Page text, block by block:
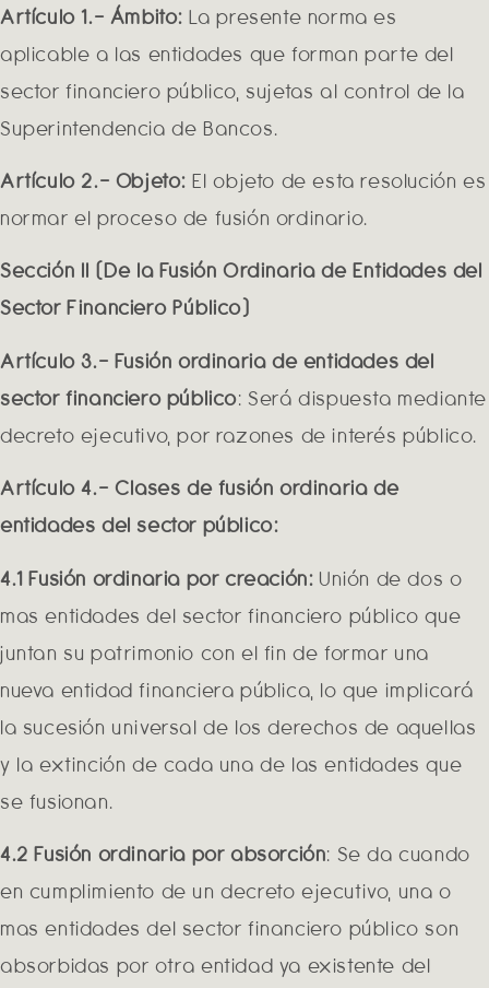
Artículo 1.- Ámbito: La presente norma es
aplicable a las entidades que forman parte del
sector financiero público, sujetas al control de la
Superintendencia de Bancos.
Artículo 2.- Objeto: El objeto de esta resolución es
normar el proceso de fusión ordinario.
Sección II (De la Fusión Ordinaria de Entidades del
Sector Financiero Público)
Artículo 3.- Fusión ordinaria de entidades del
sector financiero público: Será dispuesta mediante
decreto ejecutivo, por razones de interés público.
Artículo 4.- Clases de fusión ordinaria de
entidades del sector público:
4.1 Fusión ordinaria por creación: Unión de dos o
mas entidades del sector financiero público que
juntan su patrimonio con el fin de formar una
nueva entidad financiera pública, lo que implicará
la sucesión universal de los derechos de aquellas
y la extinción de cada una de las entidades que
se fusionan.
4.2 Fusión ordinaria por absorción: Se da cuando
en cumplimiento de un decreto ejecutivo, una o
mas entidades del sector financiero público son
absorbidas por otra entidad ya existente del